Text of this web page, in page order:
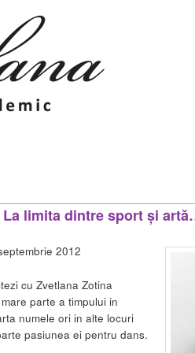
La limita dintre sport și
2012
cu Zvetlana Zotina
parte a timpului in
numele ori in alte locuri
pasiunea ei pentru dans.